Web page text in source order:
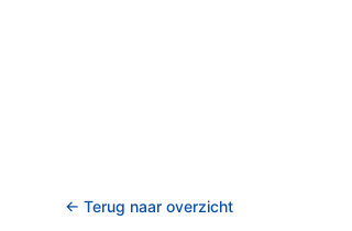
← Terug naar overzicht